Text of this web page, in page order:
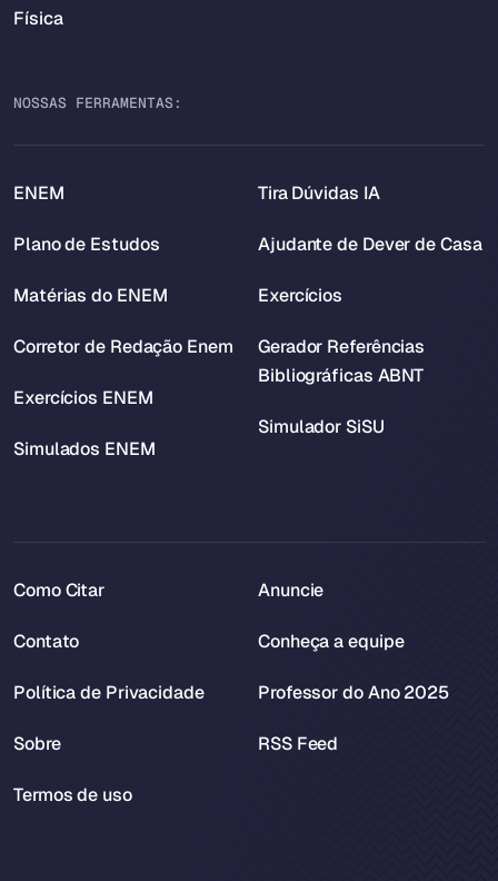
Física
NOSSAS FERRAMENTAS:
ENEM
Plano de Estudos
Matérias do ENEM
Corretor de Redação Enem
Exercícios ENEM
Simulados ENEM
Tira Dúvidas IA
Ajudante de Dever de Casa
Exercícios
Gerador Referências
Bibliográficas ABNT
Simulador SiSU
Como Citar
Contato
Política de Privacidade
Sobre
Termos de uso
Anuncie
Conheça a equipe
Professor do Ano 2025
RSS Feed